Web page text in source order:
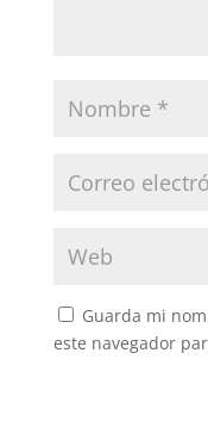
Guarda mi
este navegador